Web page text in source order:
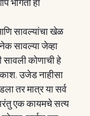
सावल्या जेव्हा
कोणाची हे
उजेड नाहीसा
तर मात्र या सर्व
परंतु एक कायमचे सत्य